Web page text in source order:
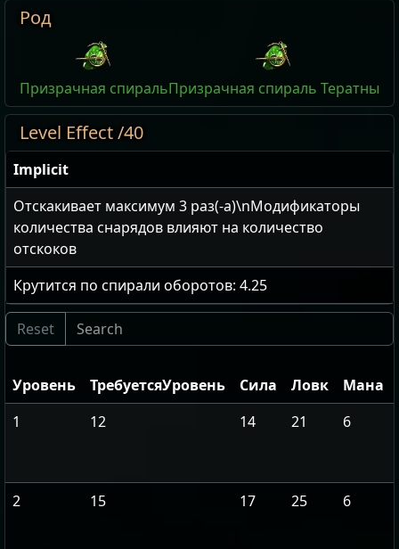
Род
Призрачная спиральПризрачная спираль Тератны
Level Effect /40
Implicit
Отскакивает максимум 3 раз(-а)\nМодификаторы
количества снарядов влияют на количество
отскоков
Крутится по спирали оборотов: 4.25
Уровень ТребуетсяУровень Сила Ловк Мана
1
12 14 21 6
2
15 17 25 6